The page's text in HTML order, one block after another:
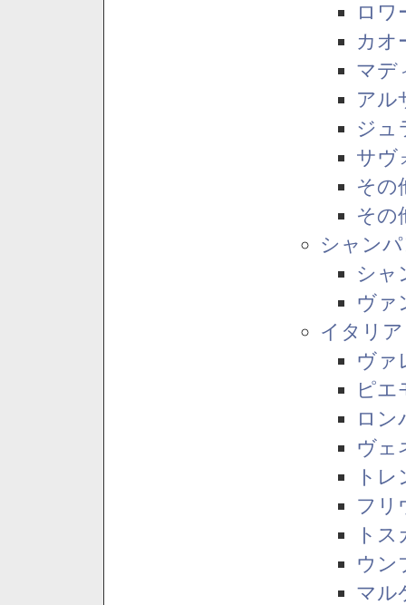
ロワ
カオ
マデ
アル
ジュ
サヴ
その
その
シャン
シャ
ヴァ
イタリア
ヴァ
ピエ
ロン
ヴェ
ト
フリ
ト
ウン
マル